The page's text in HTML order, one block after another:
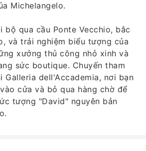
Michelangelo.
bộ qua cầu Ponte Vecchio, bắc
và trải nghiệm biểu tượng của
xưởng thủ công nhỏ xinh và
sức boutique. Chuyến tham
Galleria dell'Accademia, nơi bạn
cửa và bỏ qua hàng chờ để
tượng "David" nguyên bản